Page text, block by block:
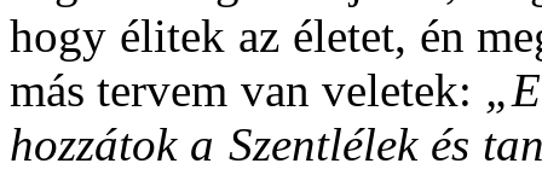
hogy élitek az életet, én
más tervem van veletek:
hozzátok a Szentlélek és